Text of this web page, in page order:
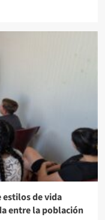
de vida
entre la población